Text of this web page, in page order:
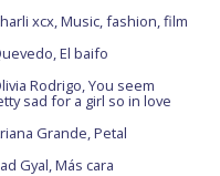
2021
iHeartRadio
Ball Live
xcx, Music, fashion, film
El baifo
Rodrigo, You seem
sad for a girl so in love
Grande, Petal
Gyal, Más cara